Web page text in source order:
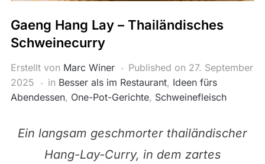
Gaeng Hang Lay – Thailändisches
Schweinecurry
Erstellt von Marc Winer Published on 27. September
2025
in Besser als im Restaurant, Ideen fürs
Abendessen, One-Pot-Gerichte, Schweinefleisch
Ein langsam geschmorter thailändischer
Hang-Lay-Curry, in dem zartes